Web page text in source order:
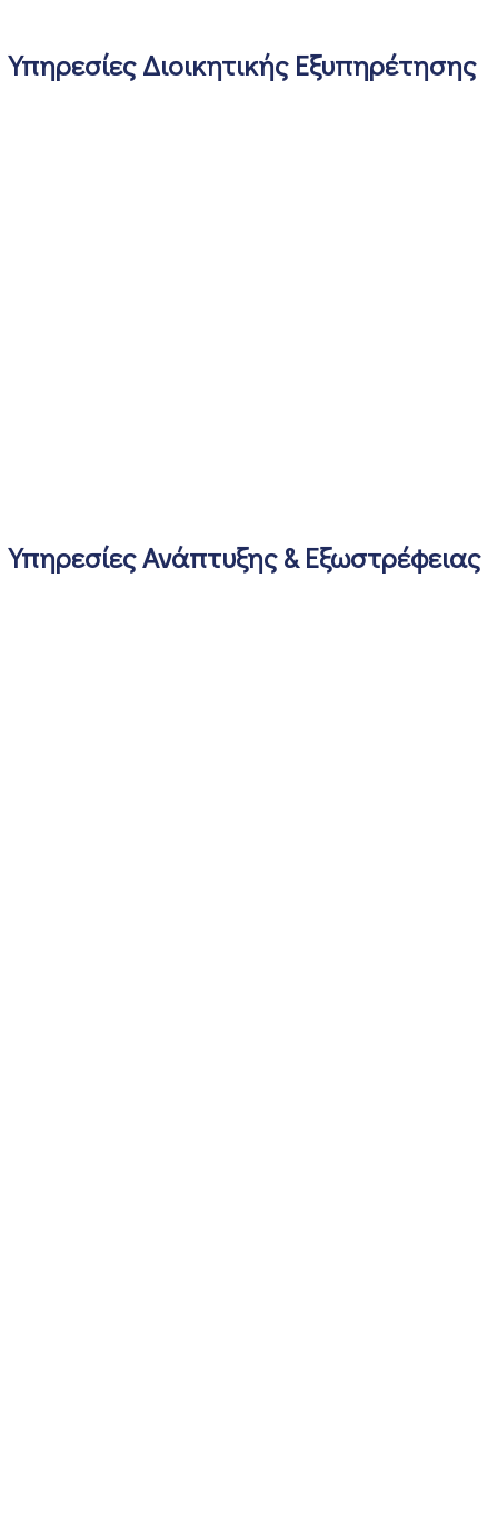
Υπηρεσίες Διοικητικής Εξυπηρέτησης
Υπηρεσίες Ανάπτυξης & Εξωστρέφειας